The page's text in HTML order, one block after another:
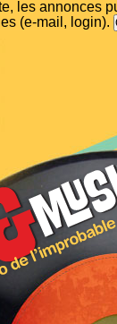
les
(e-mail, login).